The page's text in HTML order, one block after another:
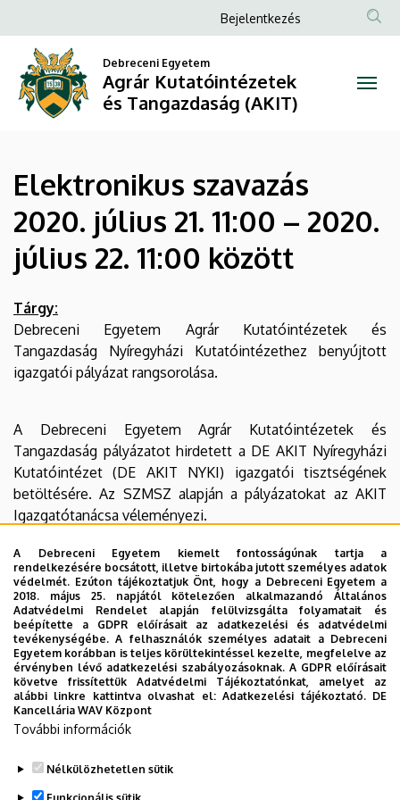
szavazás
2020.
július
11:00
–
2020.
július
22.
11:00
között
Agrár
Kutatóintézetek
és
Tangazdaság
(AKIT)
a
tartalomra
Anonim
fiók
menüje
Bejelentkezés
Debreceni Egyetem
Agrár Kutatóintézetek
és Tangazdaság (AKIT)
Elektronikus szavazás
2020. július 21. 11:00 – 2020.
július 22. 11:00 között
Tárgy:
Debreceni Egyetem Agrár Kutatóintézetek és
Tangazdaság Nyíregyházi Kutatóintézethez benyújtott
igazgatói pályázat rangsorolása.
A Debreceni Egyetem Agrár Kutatóintézetek és
Tangazdaság pályázatot hirdetett a DE AKIT Nyíregyházi
Kutatóintézet (DE AKIT NYKI) igazgatói tisztségének
betöltésére. Az SZMSZ alapján a pályázatokat az AKIT
Igazgatótanácsa véleményezi.
Előterjesztés:
Pályázati felhívás (NYKI)
Dr. Zsombik László pályázata
Véleményező Bizottság jegyzőkönyve
Határozati javaslat:
A DE AKIT Igazgatótanácsa 6/2020. (VII.22.) sz.
határozatával ….. Igen, …… Nem, ….. Tartózkodás
mellett támogatja Dr. Zsombik László igazgatói
kinevezését.
Legutóbbi frissítés: 2023. 03. 01. 14:35
A Debreceni Egyetem kiemelt fontosságúnak tartja a
rendelkezésére bocsátott, illetve birtokába jutott személyes adatok
védelmét. Ezúton tájékoztatjuk Önt, hogy a Debreceni Egyetem a
2018. május 25. napjától kötelezően alkalmazandó Általános
Adatvédelmi Rendelet alapján felülvizsgálta folyamatait és
beépítette a GDPR előírásait az adatkezelési és adatvédelmi
tevékenységébe. A felhasználók személyes adatait a Debreceni
Egyetem korábban is teljes körültekintéssel kezelte, megfelelve az
érvényben lévő adatkezelési szabályozásoknak. A GDPR előírásait
követve frissítettük Adatvédelmi Tájékoztatónkat, amelyet az
alábbi linkre kattintva olvashat el:Adatkezelési tájékoztató. DE
Kancellária WAV Központ
További információk
Nélkülözhetetlen sütik